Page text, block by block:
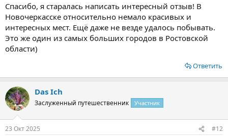
Спасибо, я старалась написать интересный отзыв! В
Новочеркасске относительно немало красивых и
интересных мест. Ещё даже не везде удалось побывать.
Это же один из самых больших городов в Ростовской
области)
Ответить
Das Ich
Заслуженный путешественник Участник
23 Окт 2025 #12